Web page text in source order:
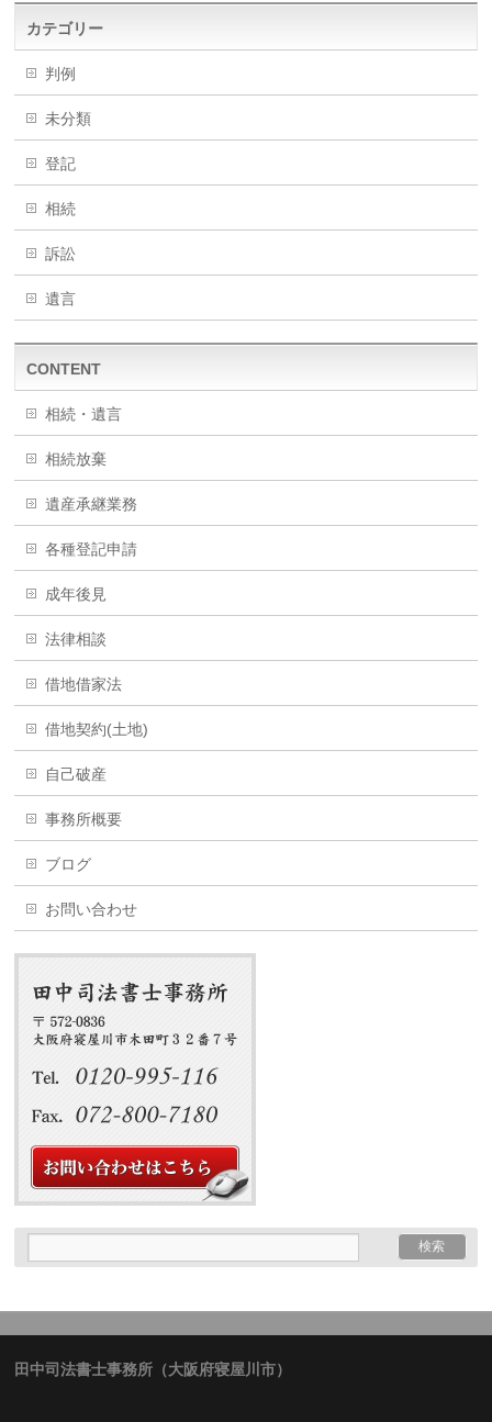
カテゴリー
判例
未分類
登記
相続
訴訟
遺言
CONTENT
相続・遺言
相続放棄
遺産承継業務
各種登記申請
成年後見
法律相談
借地借家法
借地契約(土地)
自己破産
事務所概要
ブログ
お問い合わせ
田中司法書士事務所（大阪府寝屋川市）